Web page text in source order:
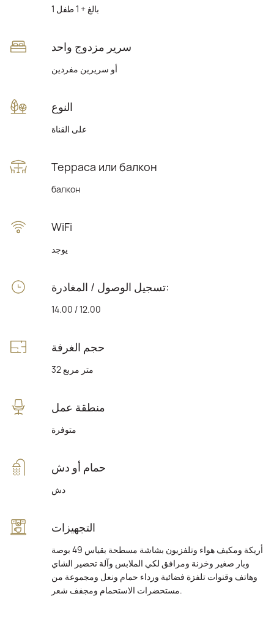
1 بالغ + 1 طفل
سرير مزدوج واحد
أو سريرين مفردين
النوع
على القناة
Терраса или балкон
балкон
WiFi
يوجد
تسجيل الوصول / المغادرة:
14.00 / 12.00
حجم الغرفة
32 متر مربع
منطقة عمل
متوفرة
حمام أو دش
دش
التجهيزات
أريكة ومكيف هواء وتلفزيون بشاشة مسطحة بقياس 49 بوصة
وبار صغير وخزنة ومرافق لكي الملابس وآلة تحضير الشاي
وهاتف وقنوات تلفزة فضائية ورداء حمام ونعل ومجموعة من
مستحضرات الاستحمام ومجفف شعر.